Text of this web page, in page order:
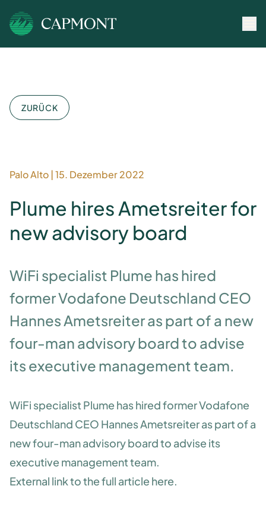
ZURÜCK
Palo Alto |15. Dezember 2022
Plume hires Ametsreiter for
new advisory board
WiFi specialist Plume has hired
former Vodafone Deutschland CEO
Hannes Ametsreiter as part of a new
four-man advisory board to advise
its executive management team.
WiFi specialist Plume has hired former Vodafone
Deutschland CEO Hannes Ametsreiter as part of a
new four-man advisory board to advise its
executive management team.
External link to the full articlehere.